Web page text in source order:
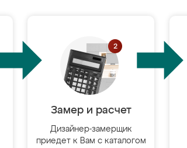
Замер и расчет
Дизайнер-замерщик
приедет к Вам с каталогом